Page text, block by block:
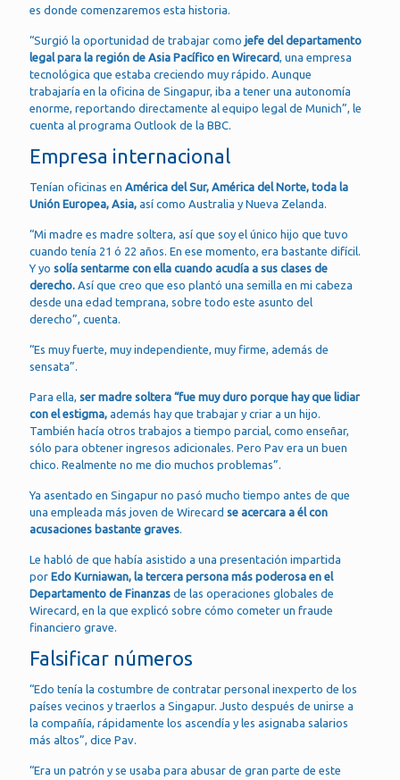
es donde comenzaremos esta historia.
“Surgió la oportunidad de trabajar como jefe del departamento
legal para la región de Asia Pacífico en Wirecard, una empresa
tecnológica que estaba creciendo muy rápido. Aunque
trabajaría en la oficina de Singapur, iba a tener una autonomía
enorme, reportando directamente al equipo legal de Munich”, le
cuenta al programa Outlook de la BBC.
Empresa internacional
Tenían oficinas en América del Sur, América del Norte, toda la
Unión Europea, Asia, así como Australia y Nueva Zelanda.
“Mi madre es madre soltera, así que soy el único hijo que tuvo
cuando tenía 21 ó 22 años. En ese momento, era bastante difícil.
Y yo solía sentarme con ella cuando acudía a sus clases de
derecho. Así que creo que eso plantó una semilla en mi cabeza
desde una edad temprana, sobre todo este asunto del
derecho”, cuenta.
“Es muy fuerte, muy independiente, muy firme, además de
sensata”.
Para ella, ser madre soltera “fue muy duro porque hay que lidiar
con el estigma, además hay que trabajar y criar a un hijo.
También hacía otros trabajos a tiempo parcial, como enseñar,
sólo para obtener ingresos adicionales. Pero Pav era un buen
chico. Realmente no me dio muchos problemas”.
Ya asentado en Singapur no pasó mucho tiempo antes de que
una empleada más joven de Wirecard se acercara a él con
acusaciones bastante graves.
Le habló de que había asistido a una presentación impartida
por Edo Kurniawan, la tercera persona más poderosa en el
Departamento de Finanzas de las operaciones globales de
Wirecard, en la que explicó sobre cómo cometer un fraude
financiero grave.
Falsificar números
“Edo tenía la costumbre de contratar personal inexperto de los
países vecinos y traerlos a Singapur. Justo después de unirse a
la compañía, rápidamente los ascendía y les asignaba salarios
más altos”, dice Pav.
“Era un patrón y se usaba para abusar de gran parte de este